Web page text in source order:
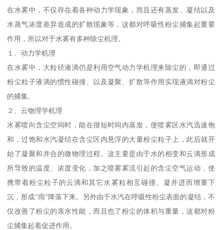
在水雾中，不仅存在着各种动力学现象，而且还有蒸发、凝结以及
水蒸气浓度差异造成的扩散现象等，这都对呼吸性粉尘捕集起重要
作用，所以对于水雾有多种除尘机理。
１、动力学机理
在水雾中，大粒径液滴仍是利用空气动力学机理来除尘的，即通过
粉尘粒子液滴的惯性碰撞、以及凝聚、扩散等作用实现液滴对粉尘
的捕集。
２、云物理学机理
水雾喷向含尘空间时，能在很短时间内蒸发，使喷雾区水汽迅速饱
和，过饱和水汽凝结在含尘区内悬浮的大量粉尘粒子上，此后就开
始了凝聚和并合的微物理过程。这主要是由于水的相变和云滴形成
所导致的温度、浓度变化，加之喷雾雾流引起的含尘空气运动，使
携带着粉尘粒子的云滴和其它水雾粒相互碰撞、凝并进而增重下
沉，形成“雨”降落下来。另外由于水汽在呼吸性粉尘表面的凝结，不
仅改善了粉尘的亲水性能，而且也了粉尘的体积与重量，这都对粉
尘捕集起着促进作用。